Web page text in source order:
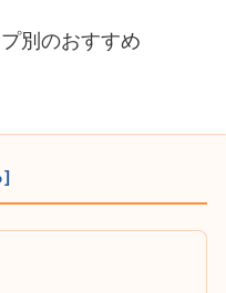
別のおすすめ